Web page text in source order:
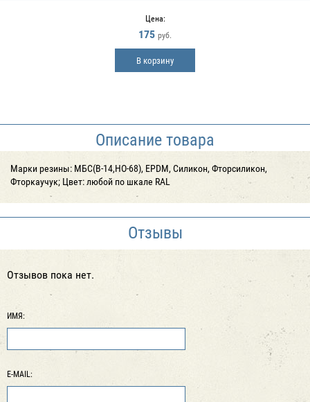
Цена:
175 руб.
В корзину
Описание товара
Марки резины: МБС(В-14,НО-68), EPDM, Силикон, Фторсиликон,
Фторкаучук; Цвет: любой по шкале RAL
Отзывы
Отзывов пока нет.
ИМЯ:
E-MAIL: